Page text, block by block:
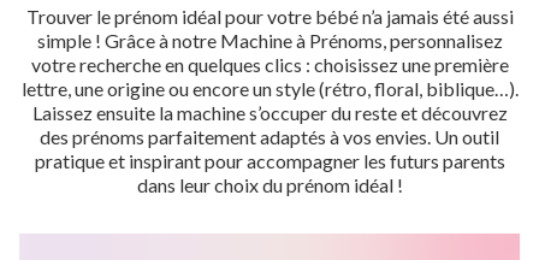
Trouver le prénom idéal pour votre bébé n’a jamais été aussi
simple ! Grâce à notre Machine à Prénoms, personnalisez
votre recherche en quelques clics : choisissez une première
lettre, une origine ou encore un style (rétro, floral, biblique…).
Laissez ensuite la machine s’occuper du reste et découvrez
des prénoms parfaitement adaptés à vos envies. Un outil
pratique et inspirant pour accompagner les futurs parents
dans leur choix du prénom idéal !